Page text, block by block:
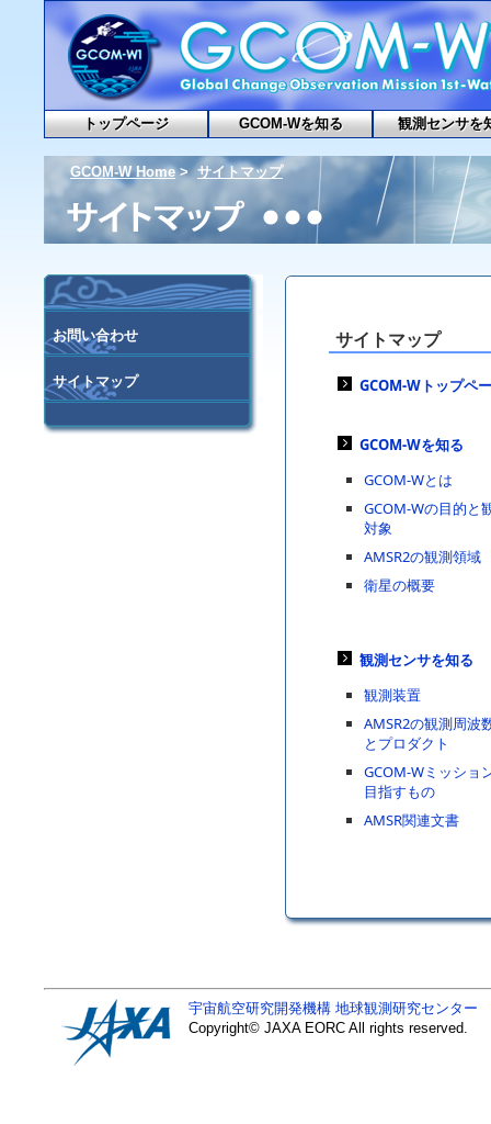
トップページ GCOM-Wを知る 観測センサを
GCOM-W Home>サイトマップ
サイトマップ
GCOM-Wトップペ
GCOM-Wを知る
GCOM-Wとは
GCOM-Wの目的と
対象
AMSR2の観測領域
衛星の概要
観測センサを知る
観測装置
AMSR2の観測周波
とプロダクト
GCOM-Wミッショ
目指すもの
AMSR関連文書
お問い合わせ
サイトマップ
宇宙航空研究開発機構 地球観測研究センター
Copyright© JAXA EORC All rights reserved.